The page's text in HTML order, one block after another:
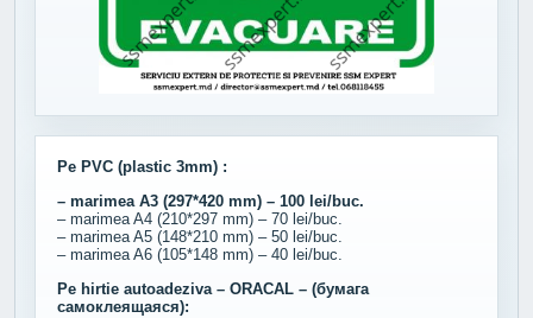
Pe PVC (plastic 3mm) :
– marimea A3 (297*420 mm) – 100 lei/buc.
– marimea A4 (210*297 mm) – 70 lei/buc.
– marimea A5 (148*210 mm) – 50 lei/buc.
– marimea A6 (105*148 mm) – 40 lei/buc.
Pe hirtie autoadeziva – ORACAL – (бумага
самоклеящаяся):